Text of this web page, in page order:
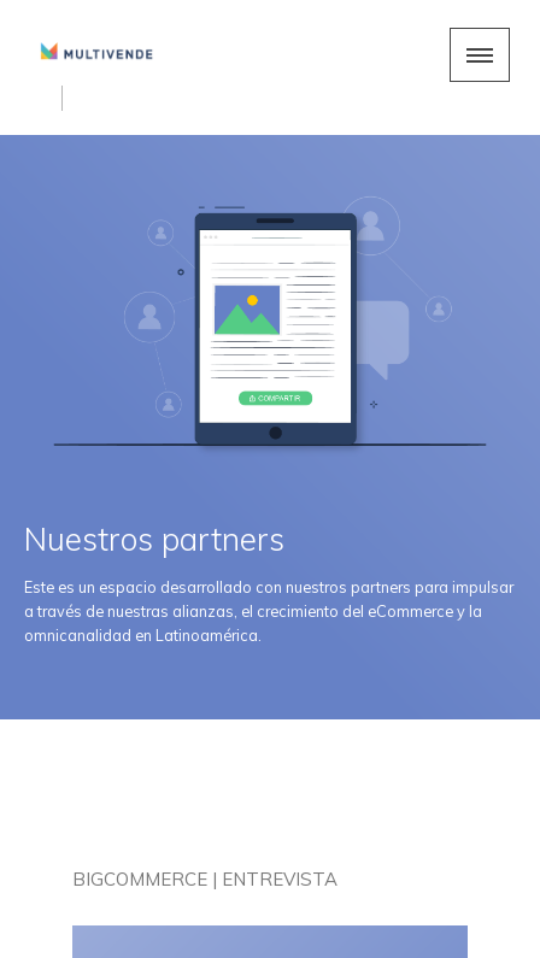
Nuestros partners
Este es un espacio desarrollado con nuestros partners para impulsar
a través de nuestras alianzas, el crecimiento del eCommerce y la
omnicanalidad en Latinoamérica.
BIGCOMMERCE | ENTREVISTA